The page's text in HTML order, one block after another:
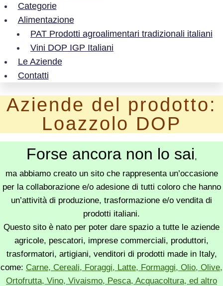
Categorie
Alimentazione
PAT Prodotti agroalimentari tradizionali italiani
Vini DOP IGP Italiani
Le Aziende
Contatti
Aziende del prodotto:
Loazzolo DOP
Forse ancora non lo sai,
ma abbiamo creato un sito che rappresenta un’occasione
per la collaborazione e/o adesione di tutti coloro che hanno
un’attività di produzione, trasformazione e/o vendita di
prodotti italiani.
Questo sito è nato per poter dare spazio a tutte le aziende
agricole, pescatori, imprese commerciali, produttori,
trasformatori, artigiani, venditori di prodotti made in Italy,
come: Carne, Cereali, Foraggi, Latte, Formaggi, Olio, Olive,
Ortofrutta, Vino, Vivaismo, Pesca, Acquacoltura, ed altro